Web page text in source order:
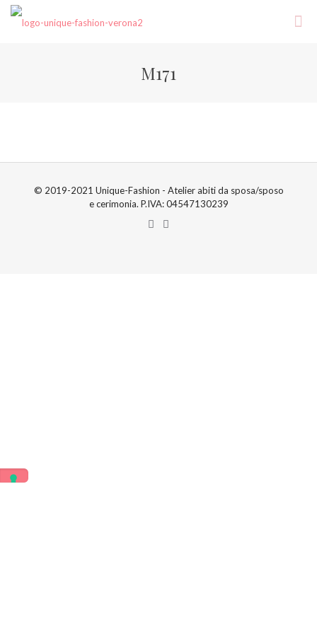
M171
© 2019-2021 Unique-Fashion - Atelier abiti da sposa/sposo
e cerimonia. P.IVA: 04547130239